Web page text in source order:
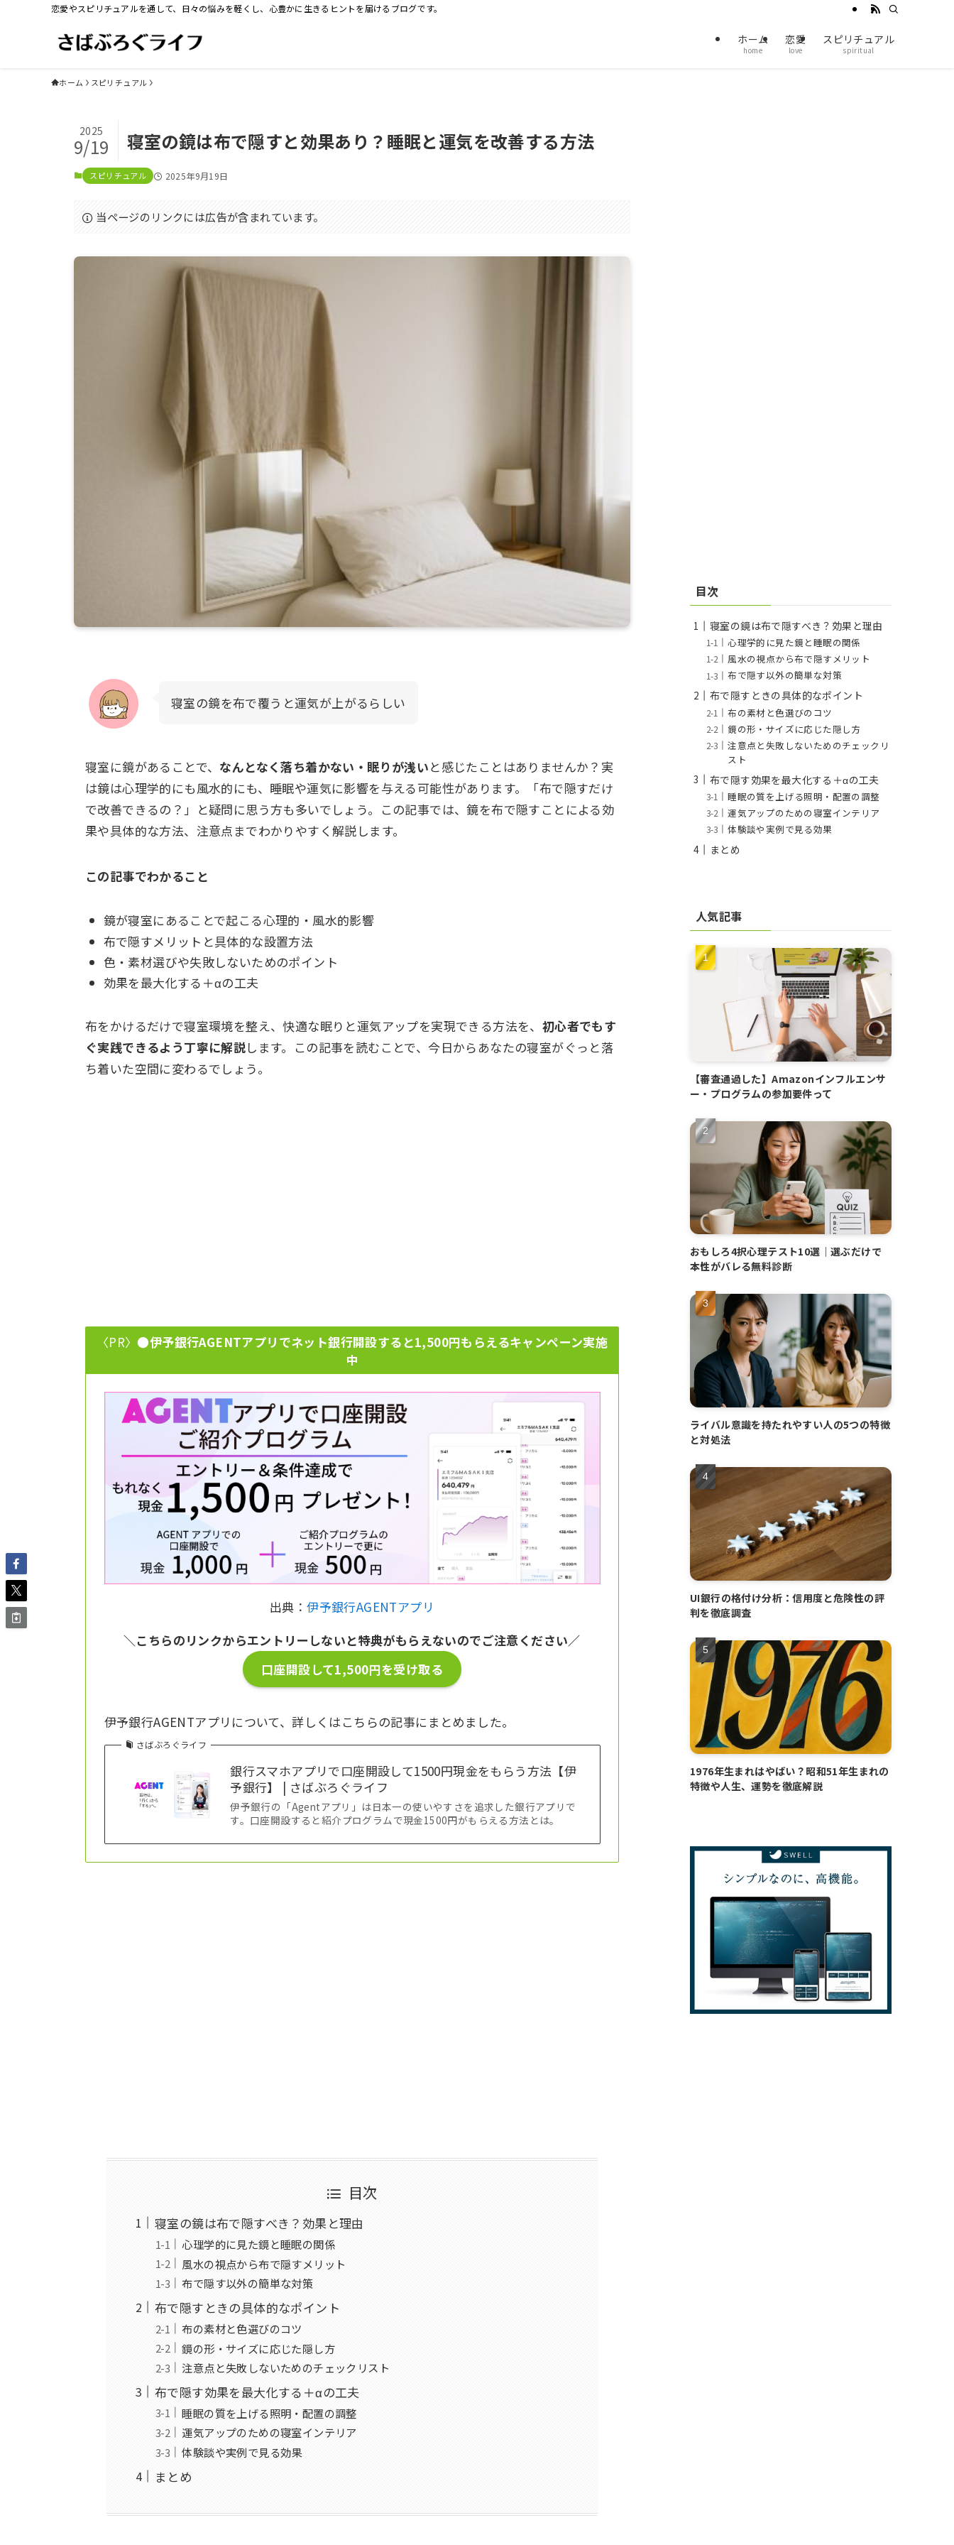
恋愛やスピリチュアルを通して、日々の悩みを軽くし、心豊かに生きるヒントを届けるブログです。
ホーム
home
恋愛
love
スピリチュアル
spiritual
ホーム スピリチュアル
寝室の鏡は布で隠すと効果あり？睡眠と運気を改善する方法
2025
9/19
スピリチュアル 2025年9月19日
当ページのリンクには広告が含まれています。
寝室の鏡を布で覆うと運気が上がるらしい
寝室に鏡があることで、 なんとなく落ち着かない・眠りが浅いと感じたことはありませんか？実
は鏡は心理学的にも風水的にも、睡眠や運気に影響を与える可能性があります。「布で隠すだけ
で改善できるの？」と疑問に思う方も多いでしょう。この記事では、鏡を布で隠すことによる効
果や具体的な方法、注意点までわかりやすく解説します。
この記事でわかること
鏡が寝室にあることで起こる心理的・風水的影響
布で隠すメリットと具体的な設置方法
色・素材選びや失敗しないためのポイント
効果を最大化する＋αの工夫
布をかけるだけで寝室環境を整え、快適な眠りと運気アップを実現できる方法を、 初心者でもす
ぐ実践できるよう丁寧に解説します。この記事を読むことで、今日からあなたの寝室がぐっと落
ち着いた空間に変わるでしょう。
〈PR〉●伊予銀行AGENTアプリでネット銀行開設すると1,500円もらえるキャンペーン実施
中
出典：伊予銀行AGENTアプリ
＼こちらのリンクからエントリーしないと特典がもらえないのでご注意ください／
口座開設して1,500円を受け取る
伊予銀行AGENTアプリについて、詳しくはこちらの記事にまとめました。
さばぶろぐライフ
銀行スマホアプリで口座開設して1500円現金をもらう方法【伊
予銀行】 | さばぶろぐライフ
伊予銀行の「Agentアプリ」は日本一の使いやすさを追求した銀行アプリで
す。口座開設すると紹介プログラムで現金1500円がもらえる方法とは。
目次
寝室の鏡は布で隠すべき？効果と理由
心理学的に見た鏡と睡眠の関係
風水の視点から布で隠すメリット
布で隠す以外の簡単な対策
布で隠すときの具体的なポイント
布の素材と色選びのコツ
鏡の形・サイズに応じた隠し方
注意点と失敗しないためのチェックリスト
布で隠す効果を最大化する＋αの工夫
睡眠の質を上げる照明・配置の調整
運気アップのための寝室インテリア
体験談や実例で見る効果
まとめ
目次
寝室の鏡は布で隠すべき？効果と理由
心理学的に見た鏡と睡眠の関係
風水の視点から布で隠すメリット
布で隠す以外の簡単な対策
布で隠すときの具体的なポイント
布の素材と色選びのコツ
鏡の形・サイズに応じた隠し方
注意点と失敗しないためのチェックリ
スト
布で隠す効果を最大化する＋αの工夫
睡眠の質を上げる照明・配置の調整
運気アップのための寝室インテリア
体験談や実例で見る効果
まとめ
人気記事
【審査通過した】Amazonインフルエンサ
ー・プログラムの参加要件って
おもしろ4択心理テスト10選｜選ぶだけで
本性がバレる無料診断
ライバル意識を持たれやすい人の5つの特徴
と対処法
UI銀行の格付け分析：信用度と危険性の評
判を徹底調査
1976年生まれはやばい？昭和51年生まれの
特徴や人生、運勢を徹底解説